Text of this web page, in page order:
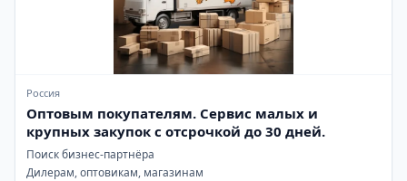
Россия
Оптовым покупателям. Сервис малых и
крупных закупок с отсрочкой до 30 дней.
Поиск бизнес-партнёра
Дилерам, оптовикам, магазинам